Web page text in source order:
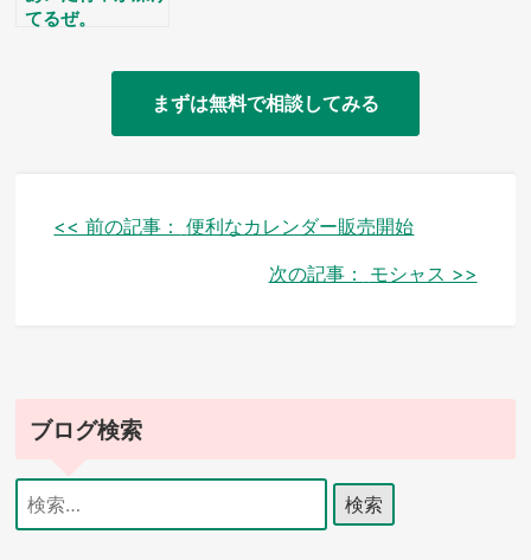
てるぜ。
まずは無料で相談してみる
投
ー
シ
ョ
<< 前の記事：
便利なカレンダー販売開始
次の記事：
モシャス >>
ブログ検索
検
索: